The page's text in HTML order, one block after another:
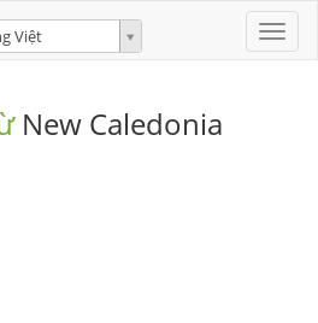
Toggle
Việt
New Caledonia